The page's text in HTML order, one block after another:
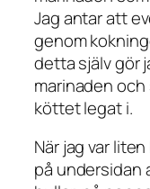
Jag antar att
genom
detta själv gör
marinaden
köttet legat i.
När jag var
på undersidan